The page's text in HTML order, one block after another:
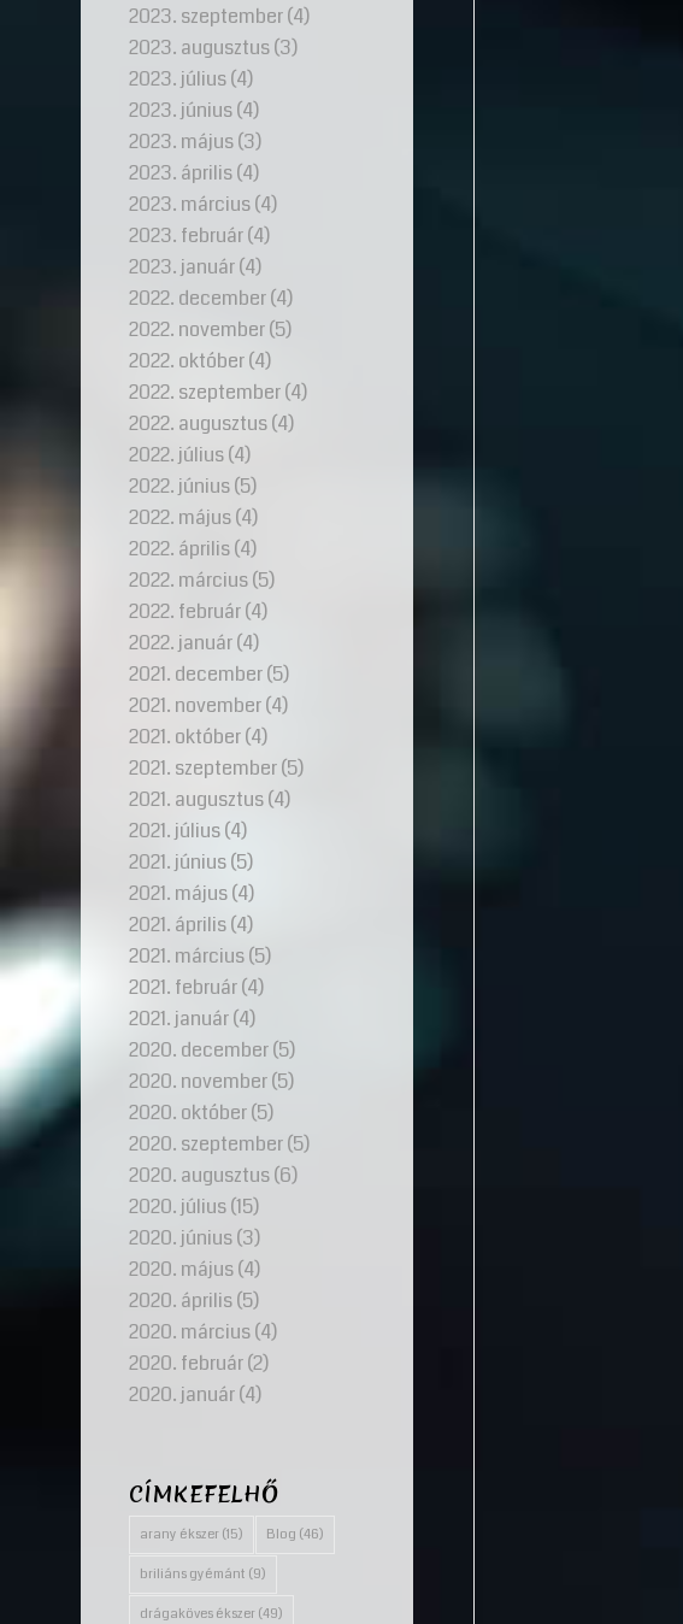
2023. szeptember(4)
2023. augusztus(3)
2023. július(4)
2023. június(4)
2023. május(3)
2023. április(4)
2023. március(4)
2023. február(4)
2023. január(4)
2022. december(4)
2022. november(5)
2022. október(4)
2022. szeptember(4)
2022. augusztus(4)
2022. július(4)
2022. június(5)
2022. május(4)
2022. április(4)
2022. március(5)
2022. február(4)
2022. január(4)
2021. december(5)
2021. november(4)
2021. október(4)
2021. szeptember(5)
2021. augusztus(4)
2021. július(4)
2021. június(5)
2021. május(4)
2021. április(4)
2021. március(5)
2021. február(4)
2021. január(4)
2020. december(5)
2020. november(5)
2020. október(5)
2020. szeptember(5)
2020. augusztus(6)
2020. július(15)
2020. június(3)
2020. május(4)
2020. április(5)
2020. március(4)
2020. február(2)
2020. január(4)
CÍMKEFELHŐ
arany ékszer (15) Blog (46)
briliáns gyémánt (9)
drágaköves ékszer (49)